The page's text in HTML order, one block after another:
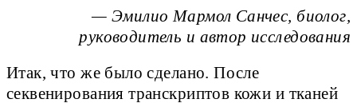
— Эмилио Мармол Санчес, биолог,
руководитель и автор исследования
Итак, что же было сделано. После
секвенирования транскриптов кожи и тканей